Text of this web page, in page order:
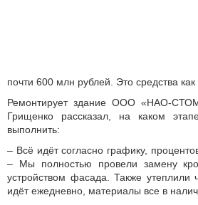
почти 600 млн рублей. Это средства
Ремонтирует здание ООО «НАО-
Грищенко рассказал, на каком
выполнить:
– Всё идёт согласно графику,
– Мы полностью провели замену
устройством фасада. Также
идёт ежедневно, материалы все в